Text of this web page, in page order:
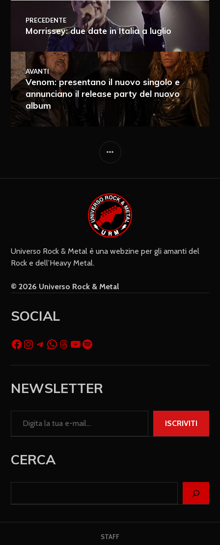
Ricevi i nuovi articoli via e-mail
Giornalmente
Ricevi i nuovi commenti via e-mail
Do il mio consenso affinché un
cookie salvi i miei dati (nome, e-mail,
sito web) per il prossimo commento.
PRECEDENTE
Morrissey: due date in Italia a luglio
AVANTI
Venom: presentano il nuovo singolo e
annunciano il release party del nuovo
album
Universo Rock & Metal è una webzine per gli amanti del
Rock e dell’Heavy Metal.
© 2026 Universo Rock & Metal
SOCIAL
NEWSLETTER
ISCRIVITI
CERCA
STAFF